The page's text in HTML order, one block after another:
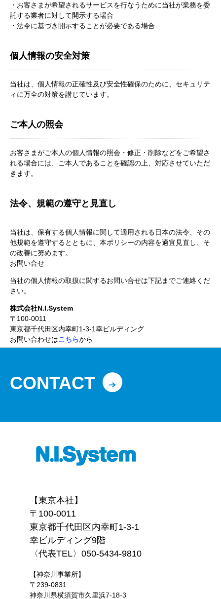
・お客さまが希望されるサービスを行なうために当社が業務を委
託する業者に対して開示する場合
・法令に基づき開示することが必要である場合
個人情報の安全対策
当社は、個人情報の正確性及び安全性確保のために、セキュリテ
ィに万全の対策を講じています。
ご本人の照会
お客さまがご本人の個人情報の照会・修正・削除などをご希望さ
れる場合には、ご本人であることを確認の上、対応させていただ
きます。
法令、規範の遵守と見直し
当社は、保有する個人情報に関して適用される日本の法令、その
他規範を遵守するとともに、本ポリシーの内容を適宜見直し、そ
の改善に努めます。
お問い合せ
当社の個人情報の取扱に関するお問い合せは下記までご連絡くだ
さい。
株式会社N.I.System
〒100-0011
東京都千代田区内幸町1-3-1幸ビルディング
お問い合わせはこちらから
CONTACT
【東京本社】
〒100-0011
東京都千代田区内幸町1-3-1
幸ビルディング9階
〈代表TEL〉050-5434-9810
【神奈川事業所】
〒239-0831
神奈川県横須賀市久里浜7-18-3